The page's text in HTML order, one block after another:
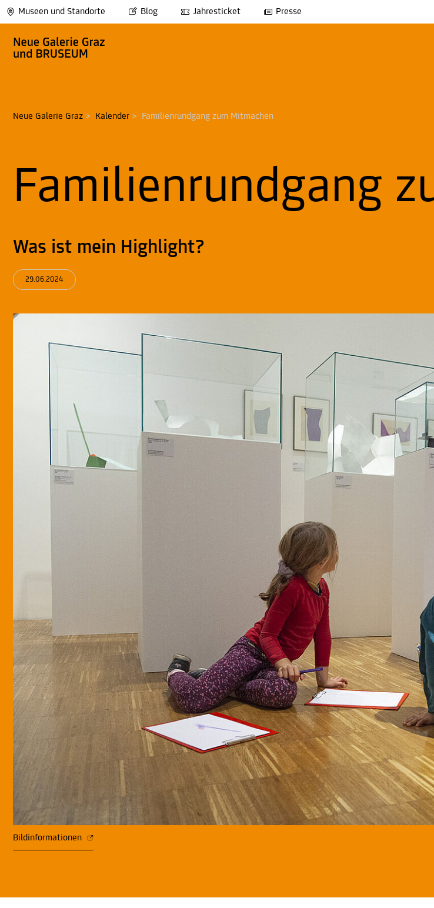
Museen und Standorte Blog Jahresticket Presse
Neue Galerie Graz > Kalender > Familienrundgang zum Mitmachen
Familienrundgang
Was ist mein Highlight?
29.06.2024
Bildinformationen